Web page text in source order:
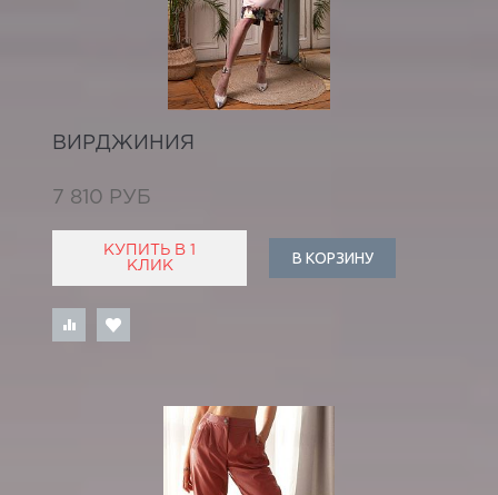
ВИРДЖИНИЯ
7 810 РУБ
КУПИТЬ В 1
КЛИК
В КОРЗИНУ